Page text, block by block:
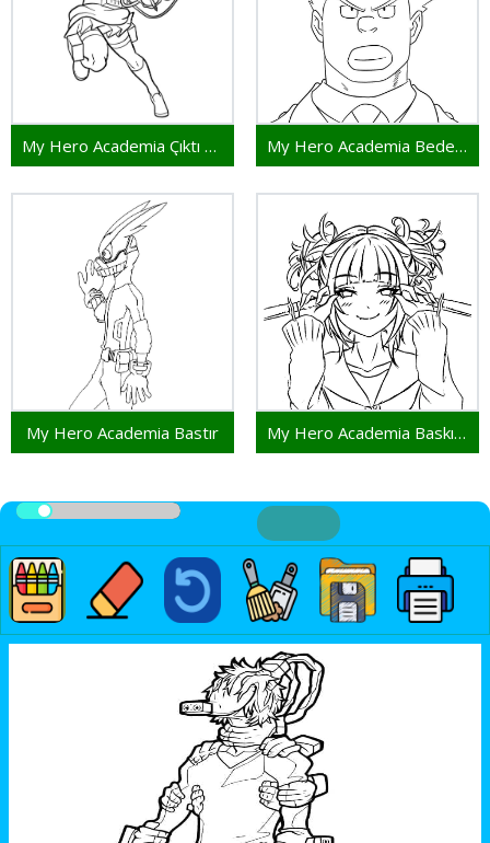
My Hero Academia Çıktı Uyumlu My Hero Academia Bedelsiz
My Hero Academia Bastır My Hero Academia Baskıya Hazır